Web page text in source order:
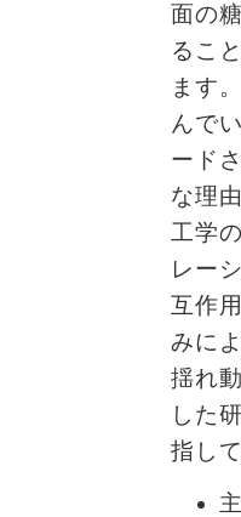
面の
るこ
ます
んで
ード
な理
工学
レー
互作
みに
揺れ
した
指し